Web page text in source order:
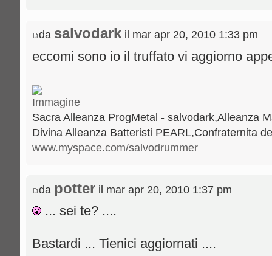
da salvodark il mar apr 20, 2010 1:33 pm
eccomi sono io il truffato vi aggiorno
Sacra Alleanza ProgMetal - salvodark,Alleanza
Divina Alleanza Batteristi PEARL,Confraternita
www.myspace.com/salvodrummer
da potter il mar apr 20, 2010 1:37 pm
... sei te? ....
Bastardi ... Tienici aggiornati ....